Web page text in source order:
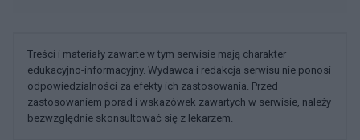
Treści i materiały zawarte w tym serwisie mają charakter
edukacyjno-informacyjny. Wydawca i redakcja serwisu nie ponosi
odpowiedzialności za efekty ich zastosowania. Przed
zastosowaniem porad i wskazówek zawartych w serwisie, należy
bezwzględnie skonsultować się z lekarzem.